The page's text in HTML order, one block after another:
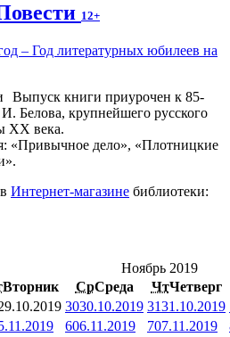
12+
– Год литературных юбилеев на
Выпуск книги приурочен к 85-
Белова, крупнейшего русского
XX века.
«Привычное дело», «Плотницкие
Интернет-магазине библиотеки:
Ноябрь 2019
Вторник СрСреда ЧтЧетверг
3030.10.2019 3131.10.2019
606.11.2019 707.11.2019